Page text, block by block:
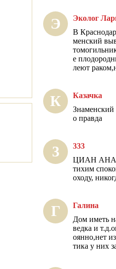
Э Эколог
В
менский
е
леют
К Казачка
Знаменский
о правда
3 333
ЦИАН
тихим
оходу,
Г Галина
Дом иметь
ведка и
оянно,нет
тика у них